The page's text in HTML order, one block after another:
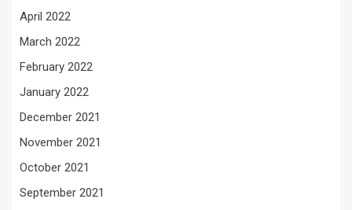
April 2022
March 2022
February 2022
January 2022
December 2021
November 2021
October 2021
September 2021